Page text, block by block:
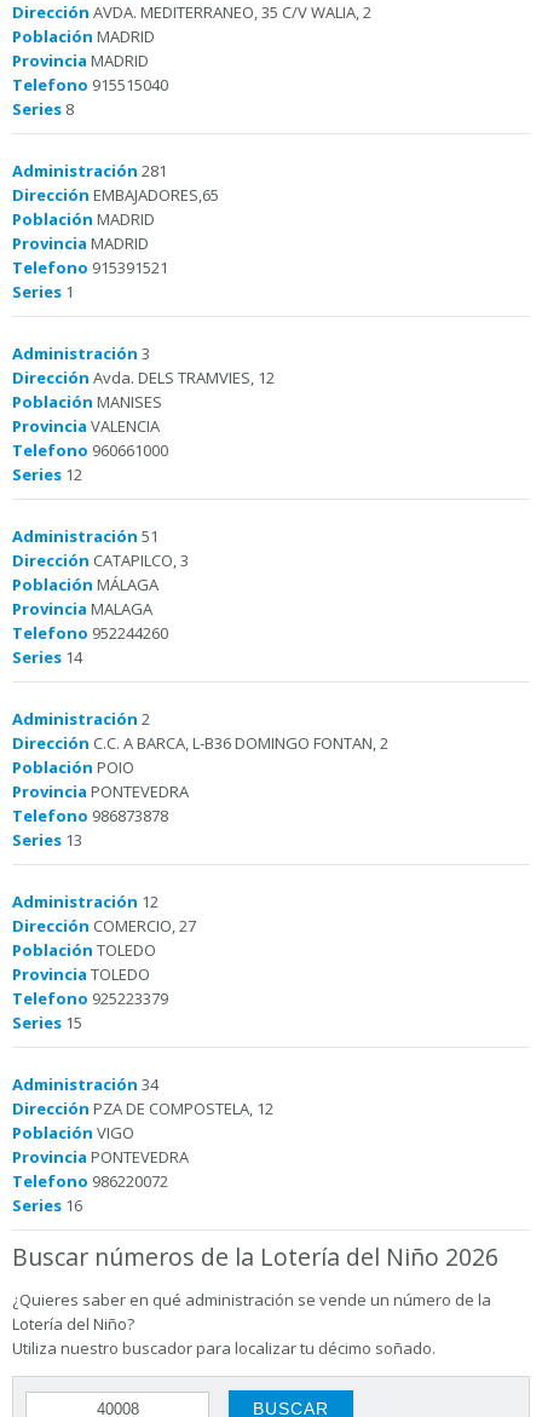
Dirección AVDA. MEDITERRANEO, 35 C/V WALIA, 2
Población MADRID
Provincia MADRID
Telefono 915515040
Series 8
Administración 281
Dirección EMBAJADORES,65
Población MADRID
Provincia MADRID
Telefono 915391521
Series 1
Administración 3
Dirección Avda. DELS TRAMVIES, 12
Población MANISES
Provincia VALENCIA
Telefono 960661000
Series 12
Administración 51
Dirección CATAPILCO, 3
Población MÁLAGA
Provincia MALAGA
Telefono 952244260
Series 14
Administración 2
Dirección C.C. A BARCA, L-B36 DOMINGO FONTAN, 2
Población POIO
Provincia PONTEVEDRA
Telefono 986873878
Series 13
Administración 12
Dirección COMERCIO, 27
Población TOLEDO
Provincia TOLEDO
Telefono 925223379
Series 15
Administración 34
Dirección PZA DE COMPOSTELA, 12
Población VIGO
Provincia PONTEVEDRA
Telefono 986220072
Series 16
Buscar números de la Lotería del Niño 2026
¿Quieres saber en qué administración se vende un número de la
Lotería del Niño?
Utiliza nuestro buscador para localizar tu décimo soñado.